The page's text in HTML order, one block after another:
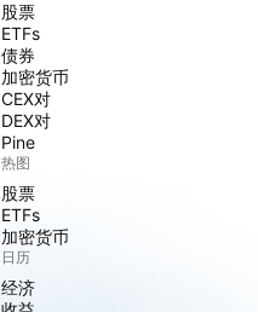
股票
ETFs
债券
加密货币
CEX对
DEX对
Pine
热图
股票
ETFs
加密货币
日历
经济